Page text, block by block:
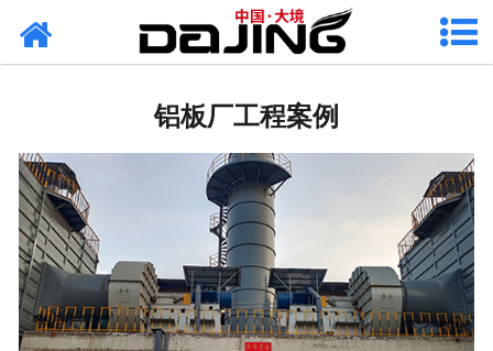
网站首页
风机知识
铝板厂工程案例